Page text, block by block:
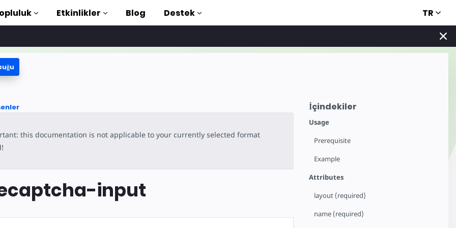
Öğreticiler
başlayın
to AMP
Etkinlikler Blog Destek TR
İçindekiler
Usage
Prerequisite
Example
Attributes
layout (required)
name (required)
this documentation is not applicable to your currently selected format
!
input